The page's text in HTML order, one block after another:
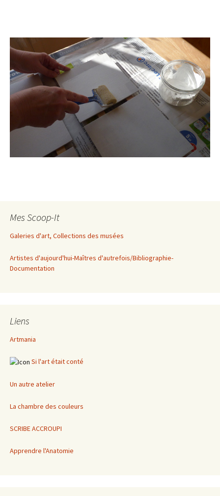
Mes Scoop-It
Galeries d'art, Collections des musées
Artistes d'aujourd'hui-Maîtres d'autrefois/Bibliographie-
Documentation
Liens
Artmania
Si l'art était conté
Un autre atelier
La chambre des couleurs
SCRIBE ACCROUPI
Apprendre l'Anatomie